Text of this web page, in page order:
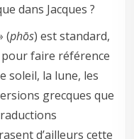
dans Jacques ?
(phōs) est standard,
faire référence
soleil, la lune, les
grecques que
d’ailleurs cette